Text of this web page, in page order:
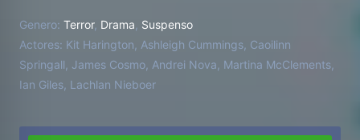
corazón del antiguo bosque. Pero al ver a su padre
sufrir una terrible transformación, ella también se ve
atrapada por el oscuro secreto ancestral que han
intentado ocultar tan desesperadamente.
Genero: Terror, Drama Suspenso
Actores: Kit Harington, Ashleigh Cummings, Caoilinn
Springall, James Cosmo, Andrei Nova, Martina McClements,
Ian Giles, Lachlan Nieboer